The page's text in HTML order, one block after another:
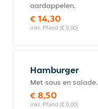
aardappelen.
€ 14,30
inkl. Pfand (€ 0,00)
Hamburger
Met saus en salade.
€ 8,50
inkl. Pfand (€ 0,00)